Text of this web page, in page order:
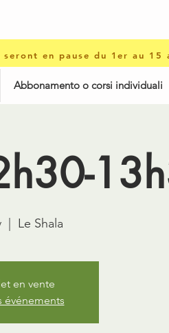
en pause du 1er au 15
Abbonamento o corsi individuali
  |
Le Shala
en vente
événements